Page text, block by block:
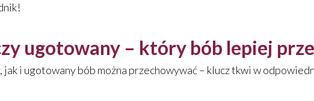
ugotowany – który bób lepiej
jak i ugotowany bób można przechowywać – klucz tkwi w